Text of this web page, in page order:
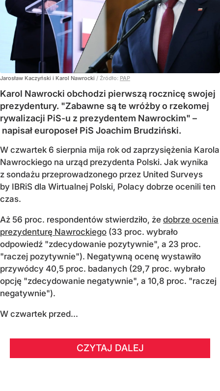
Jarosław Kaczyński i Karol Nawrocki / Źródło: PAP
Karol Nawrocki obchodzi pierwszą rocznicę swojej
prezydentury. "Zabawne są te wróżby o rzekomej
rywalizacji PiS-u z prezydentem Nawrockim" –
napisał europoseł PiS Joachim Brudziński.
W czwartek 6 sierpnia mija rok od zaprzysiężenia Karola
Nawrockiego na urząd prezydenta Polski. Jak wynika
z sondażu przeprowadzonego przez United Surveys
by IBRiS dla Wirtualnej Polski, Polacy dobrze ocenili ten
czas.
Aż 56 proc. respondentów stwierdziło, że dobrze ocenia
prezydenturę Nawrockiego (33 proc. wybrało
odpowiedź "zdecydowanie pozytywnie", a 23 proc.
"raczej pozytywnie"). Negatywną ocenę wystawiło
przywódcy 40,5 proc. badanych (29,7 proc. wybrało
opcję "zdecydowanie negatywnie", a 10,8 proc. "raczej
negatywnie").
W czwartek przed...
CZYTAJ DALEJ